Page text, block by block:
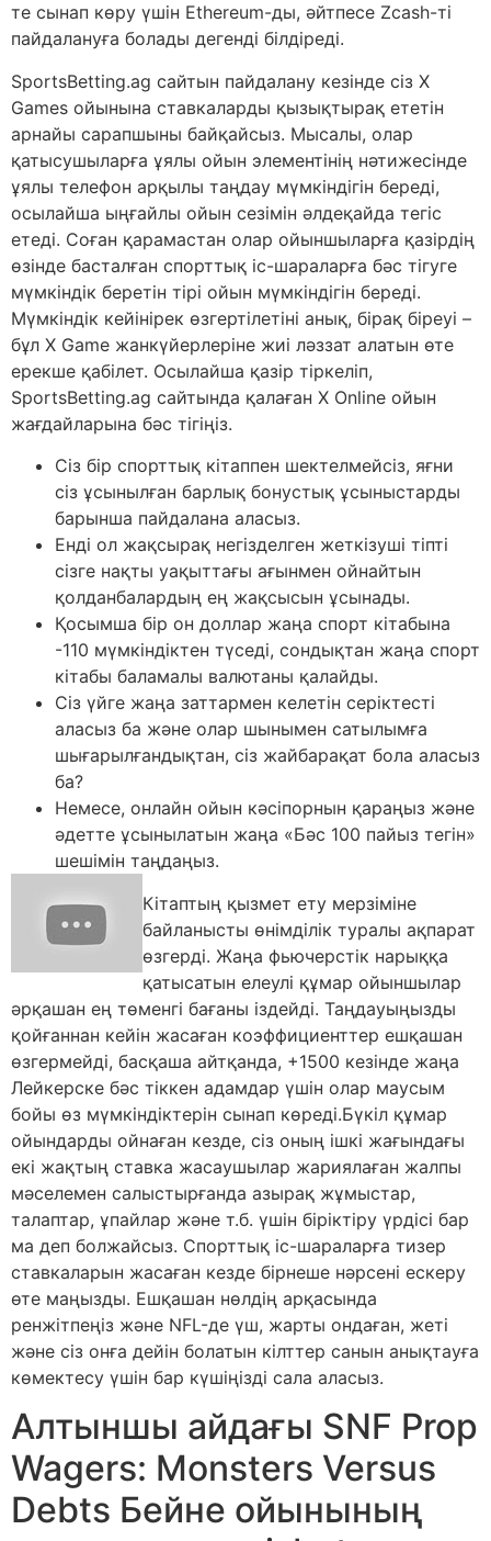
те сынап көру үшін Ethereum-ды, әйтпесе Zcash-ті
пайдалануға болады дегенді білдіреді.
SportsBetting.ag сайтын пайдалану кезінде сіз X
Games ойынына ставкаларды қызықтырақ ететін
арнайы сарапшыны байқайсыз. Мысалы, олар
қатысушыларға ұялы ойын элементінің нәтижесінде
ұялы телефон арқылы таңдау мүмкіндігін береді,
осылайша ыңғайлы ойын сезімін әлдеқайда тегіс
етеді. Соған қарамастан олар ойыншыларға қазірдің
өзінде басталған спорттық іс-шараларға бәс тігуге
мүмкіндік беретін тірі ойын мүмкіндігін береді.
Мүмкіндік кейінірек өзгертілетіні анық, бірақ біреуі –
бұл X Game жанкүйерлеріне жиі ләззат алатын өте
ерекше қабілет. Осылайша қазір тіркеліп,
SportsBetting.ag сайтында қалаған X Online ойын
жағдайларына бәс тігіңіз.
Сіз бір спорттық кітаппен шектелмейсіз, яғни
сіз ұсынылған барлық бонустық ұсыныстарды
барынша пайдалана аласыз.
Енді ол жақсырақ негізделген жеткізуші тіпті
сізге нақты уақыттағы ағынмен ойнайтын
қолданбалардың ең жақсысын ұсынады.
Қосымша бір он доллар жаңа спорт кітабына
-110 мүмкіндіктен түседі, сондықтан жаңа спорт
кітабы баламалы валютаны қалайды.
Сіз үйге жаңа заттармен келетін серіктесті
аласыз ба және олар шынымен сатылымға
шығарылғандықтан, сіз жайбарақат бола аласыз
ба?
Немесе, онлайн ойын кәсіпорнын қараңыз және
әдетте ұсынылатын жаңа «Бәс 100 пайыз тегін»
шешімін таңдаңыз.
Кітаптың қызмет ету мерзіміне
байланысты өнімділік туралы ақпарат
өзгерді. Жаңа фьючерстік нарыққа
қатысатын елеулі құмар ойыншылар
әрқашан ең төменгі бағаны іздейді. Таңдауыңызды
қойғаннан кейін жасаған коэффициенттер ешқашан
өзгермейді, басқаша айтқанда, +1500 кезінде жаңа
Лейкерске бәс тіккен адамдар үшін олар маусым
бойы өз мүмкіндіктерін сынап көреді.Бүкіл құмар
ойындарды ойнаған кезде, сіз оның ішкі жағындағы
екі жақтың ставка жасаушылар жариялаған жалпы
мәселемен салыстырғанда азырақ жұмыстар,
талаптар, ұпайлар және т.б. үшін біріктіру үрдісі бар
ма деп болжайсыз. Спорттық іс-шараларға тизер
ставкаларын жасаған кезде бірнеше нәрсені ескеру
өте маңызды. Ешқашан нөлдің арқасында
ренжітпеңіз және NFL-де үш, жарты ондаған, жеті
және сіз онға дейін болатын кілттер санын анықтауға
көмектесу үшін бар күшіңізді сала аласыз.
Алтыншы айдағы SNF Prop
Wagers: Monsters Versus
Debts Бейне ойынының